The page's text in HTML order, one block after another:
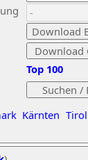
Kärnten Tirol
Top 100